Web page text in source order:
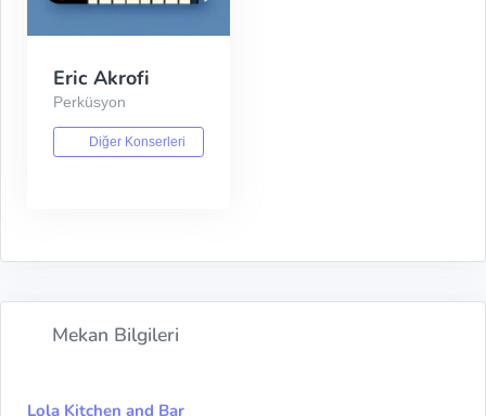
Eric Akrofi
Perküsyon
Diğer Konserleri
Mekan Bilgileri
Lola Kitchen and Bar